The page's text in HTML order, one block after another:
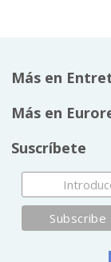
Más en
Más en
Suscríbete